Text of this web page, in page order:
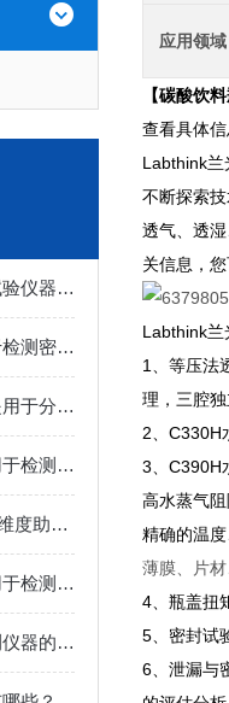
食品包装材料检测项目与试验仪器推荐｜Labthink
食品包装残氧顶空仪是用于检测密封包装内部氧气含量的设备
食品包装气体残留检测仪是用于分析食品包装内残留气体成分及比例的设备
食品包装检测仪器：专业用于检测食品包装的仪器
Labthink包装检测仪器：多维度助力企业包装质量控制
食品包装气体残留检测仪用于检测食品包装内部残留气体的浓度
生产企业采购配置包装检测仪器的必要性
应用领域
【碳酸饮
查看具体
Labthink兰
不断探索
透气、透
关信息，
Labthink兰
1、等压法
理，三腔
2、C330H
3、C390H
高水蒸气
精确的温
薄膜、片
4、瓶盖扭
5、密封试
6、泄漏与